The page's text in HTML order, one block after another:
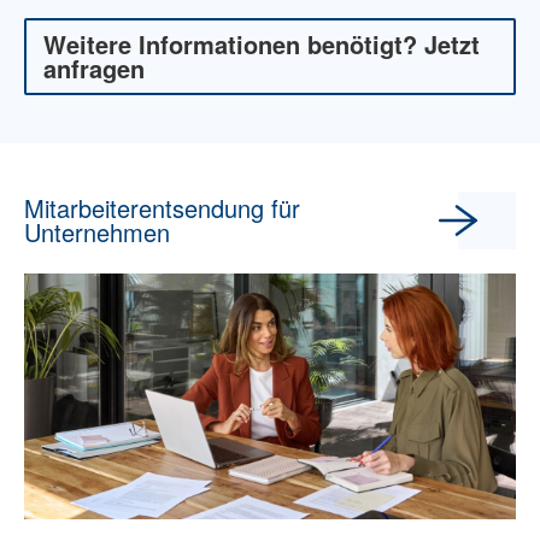
Weitere Informationen benötigt? Jetzt
anfragen
Mitarbeiterentsendung für
Unternehmen